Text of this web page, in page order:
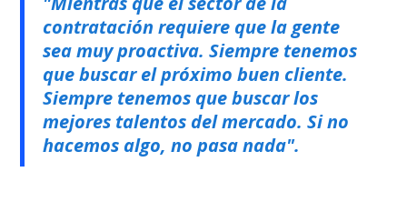
contratación requiere que la gente
sea muy proactiva. Siempre tenemos
que buscar el próximo buen cliente.
Siempre tenemos que buscar los
mejores talentos del mercado. Si no
hacemos algo, no pasa nada".